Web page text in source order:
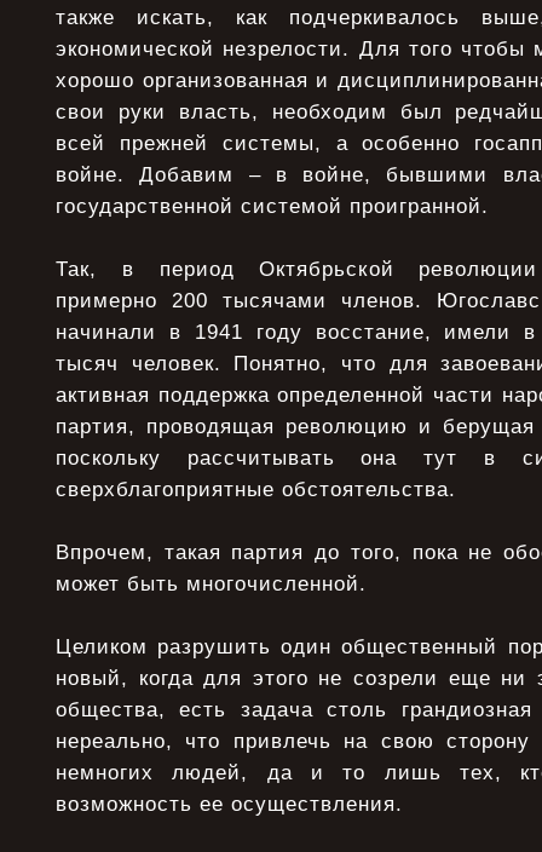
также искать, как подчеркивалось
экономической незрелости. Для того чтобы
хорошо организованная и
свои руки власть, необходим был
всей прежней системы, а особенно
войне. Добавим – в войне, бывшими
государственной системой проигранной.
Так, в период Октябрьской
примерно 200 тысячами членов.
начинали в 1941 году восстание, имели
тысяч человек. Понятно, что для
активная поддержка определенной части
партия, проводящая революцию и берущая
поскольку рассчитывать она тут в
сверхблагоприятные обстоятельства.
Впрочем, такая партия до того, пока не
может быть многочисленной.
Целиком разрушить один общественный
новый, когда для этого не созрели еще ни
общества, есть задача столь
нереально, что привлечь на свою сторону
немногих людей, да и то лишь тех,
возможность ее осуществления.